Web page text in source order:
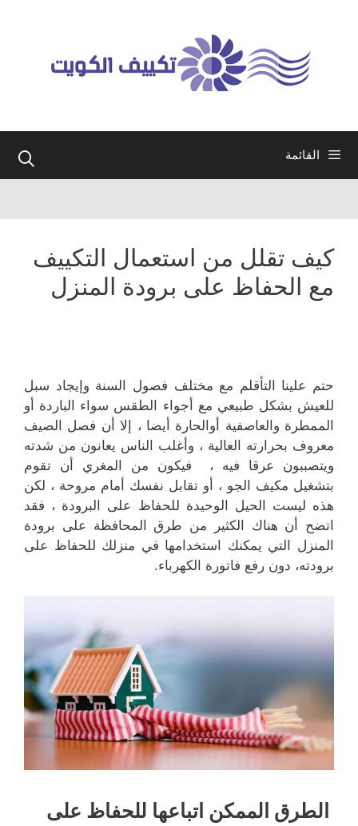
القائمة
كيف تقلل من استعمال التكييف
مع الحفاظ على برودة المنزل
حتم علينا التأقلم مع مختلف فصول السنة وإيجاد سبل
للعيش بشكل طبيعي مع أجواء الطقس سواء الباردة أو
الممطرة والعاصفية أوالحارة أيضا ، إلا أن فصل الصيف
معروف بحرارته العالية ، وأغلب الناس يعانون من شدته
ويتصببون عرقا فيه ، فيكون من المغري أن تقوم
بتشغيل مكيف الجو ، أو تقابل نفسك أمام مروحة ، لكن
هذه ليست الحيل الوحيدة للحفاظ على البرودة ، فقد
اتضح أن هناك الكثير من طرق المحافظة على برودة
المنزل التي يمكنك استخدامها في منزلك للحفاظ على
برودته، دون رفع فاتورة الكهرباء.
الطرق الممكن اتباعها للحفاظ على